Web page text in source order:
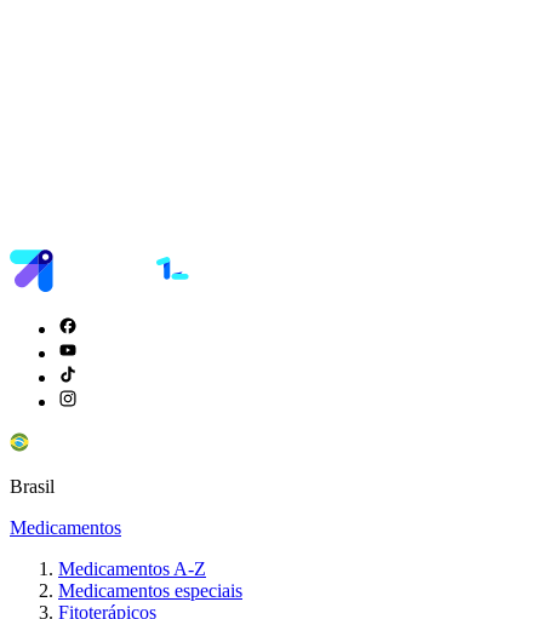
Brasil
Medicamentos
Medicamentos A-Z
Medicamentos especiais
Fitoterápicos